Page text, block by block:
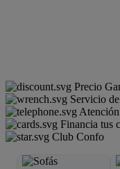
Precio
Servicio
Financia tus
Club Confo